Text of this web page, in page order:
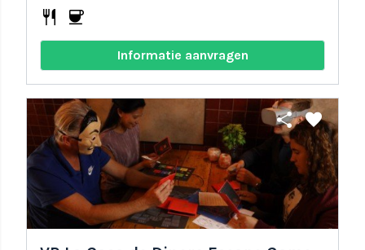
restaurant coffee
Informatie aanvragen
share favorite